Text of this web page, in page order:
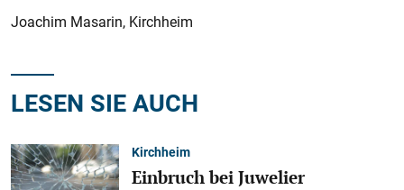
Joachim Masarin, Kirchheim
LESEN SIE AUCH
Kirchheim
Einbruch bei Juwelier